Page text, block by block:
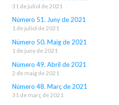
31 de juliol de 2021
Número 51. Juny de 2021
1 de juliol de 2021
Número 50. Maig de 2021
1 de juny de 2021
Número 49. Abril de 2021
2 de maig de 2021
Número 48. Març de 2021
31 de març de 2021